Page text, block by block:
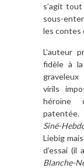
s’agit
sous-
les contes
L’auteur
fidèle à
virils
héroïne
patentée.
Siné-
Liebig
d’essai
Blanche-